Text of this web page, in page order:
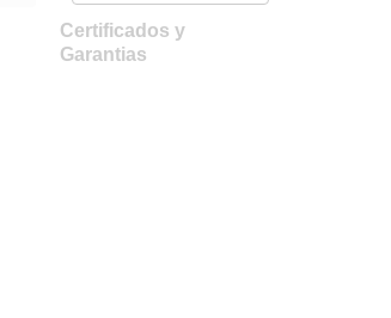
Certificados y
Garantias